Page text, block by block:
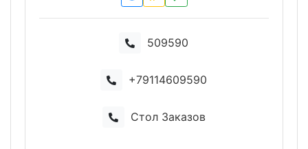
509590
+79114609590
Стол Заказов